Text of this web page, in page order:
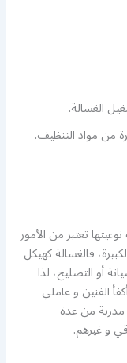
الغسالة.
من مواد التنظيف.
تعتبر من الأمور
فالغسالة كهيكل
أو التصليح، لذا
الفنين و عاملي
مدربة من عدة
و غيرهم.